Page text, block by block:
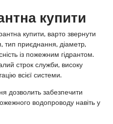
купити
купити, варто звернути
тип приєднання, діаметр,
із пожежним гідрантом.
строк служби, високу
всієї системи.
дозволить забезпечити
водопроводу навіть у